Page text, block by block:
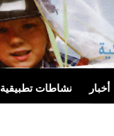
أخبار نشاطات تطبيقية